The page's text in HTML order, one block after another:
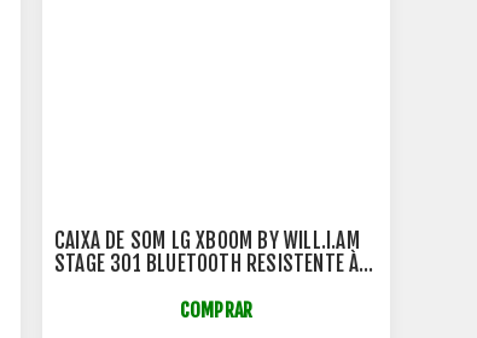
CAIXA DE SOM LG XBOOM BY WILL.I.AM
STAGE 301 BLUETOOTH RESISTENTE À
COMPRAR